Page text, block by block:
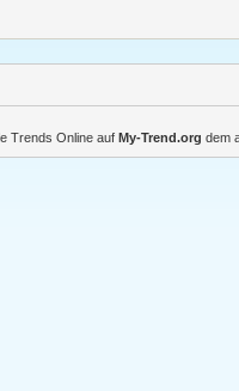
Trends Online auf My-Trend.org dem